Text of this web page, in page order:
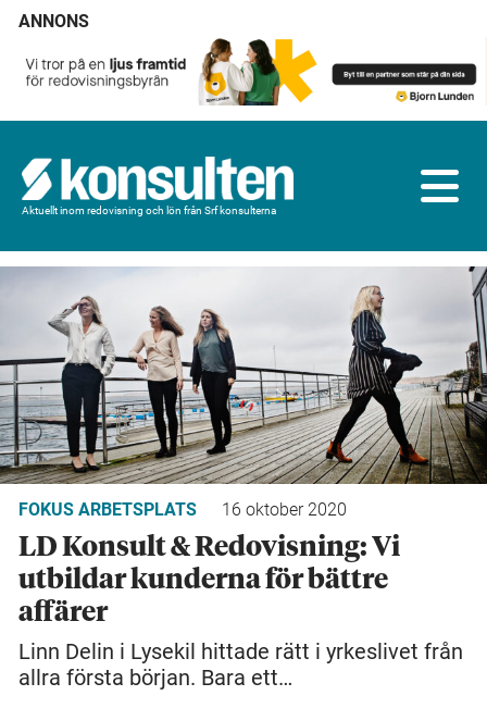
ANNONS
Aktuellt inom redovisning och lön från Srf konsulterna
FOKUS ARBETSPLATS 16 oktober 2020
LD Konsult & Redovisning: Vi
utbildar kunderna för bättre
affärer
Linn Delin i Lysekil hittade rätt i yrkeslivet från
allra första början. Bara ett…